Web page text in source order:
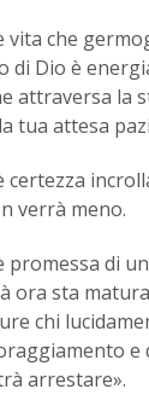
vita che
di Dio è
attraversa la
tua attesa
certezza
verrà meno.
promessa di
ora sta
chi
e
arrestare».